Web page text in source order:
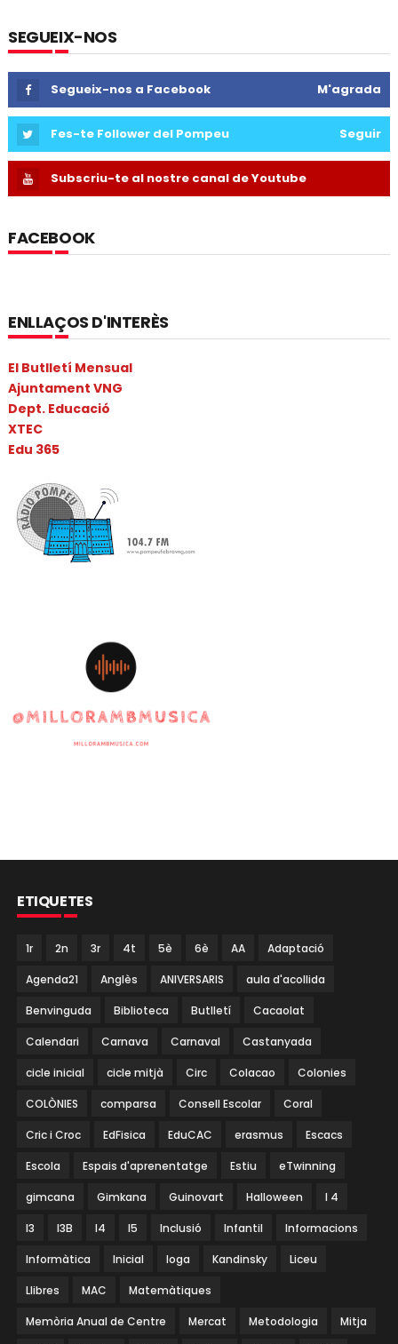
SEGUEIX-NOS
Segueix-nos a Facebook M'agrada
Fes-te Follower del Pompeu Seguir
Subscriu-te al nostre canal de Youtube
FACEBOOK
ENLLAÇOS D'INTERÈS
El Butlletí Mensual
Ajuntament VNG
Dept. Educació
XTEC
Edu 365
ETIQUETES
1r 2n 3r 4t 5è 6è AA Adaptació
Agenda21 Anglès ANIVERSARIS aula d'acollida
Benvinguda Biblioteca Butlletí Cacaolat
Calendari Carnava Carnaval Castanyada
cicle inicial cicle mitjà Circ Colacao Colonies
COLÒNIES comparsa Consell Escolar Coral
Cric i Croc EdFisica EduCAC erasmus Escacs
Escola Espais d'aprenentatge Estiu eTwinning
gimcana Gimkana Guinovart Halloween I 4
I3 I3B I4 I5 Inclusió Infantil Informacions
Informàtica Inicial Ioga Kandinsky Liceu
Llibres MAC Matemàtiques
Memòria Anual de Centre Mercat Metodologia Mitja